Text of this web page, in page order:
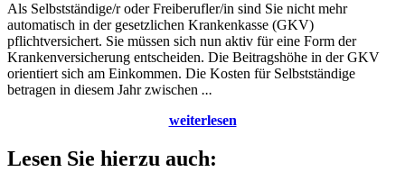
Als Selbstständige/r oder Freiberufler/in sind Sie nicht mehr
automatisch in der gesetzlichen Krankenkasse (GKV)
pflichtversichert. Sie müssen sich nun aktiv für eine Form der
Krankenversicherung entscheiden. Die Beitragshöhe in der GKV
orientiert sich am Einkommen. Die Kosten für Selbstständige
betragen in diesem Jahr zwischen ...
weiterlesen
Lesen Sie hierzu auch: